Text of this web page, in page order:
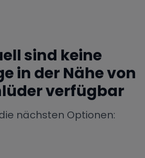
BMW Audi
sind keine
in der Nähe von
verfügbar
nächsten Optionen: